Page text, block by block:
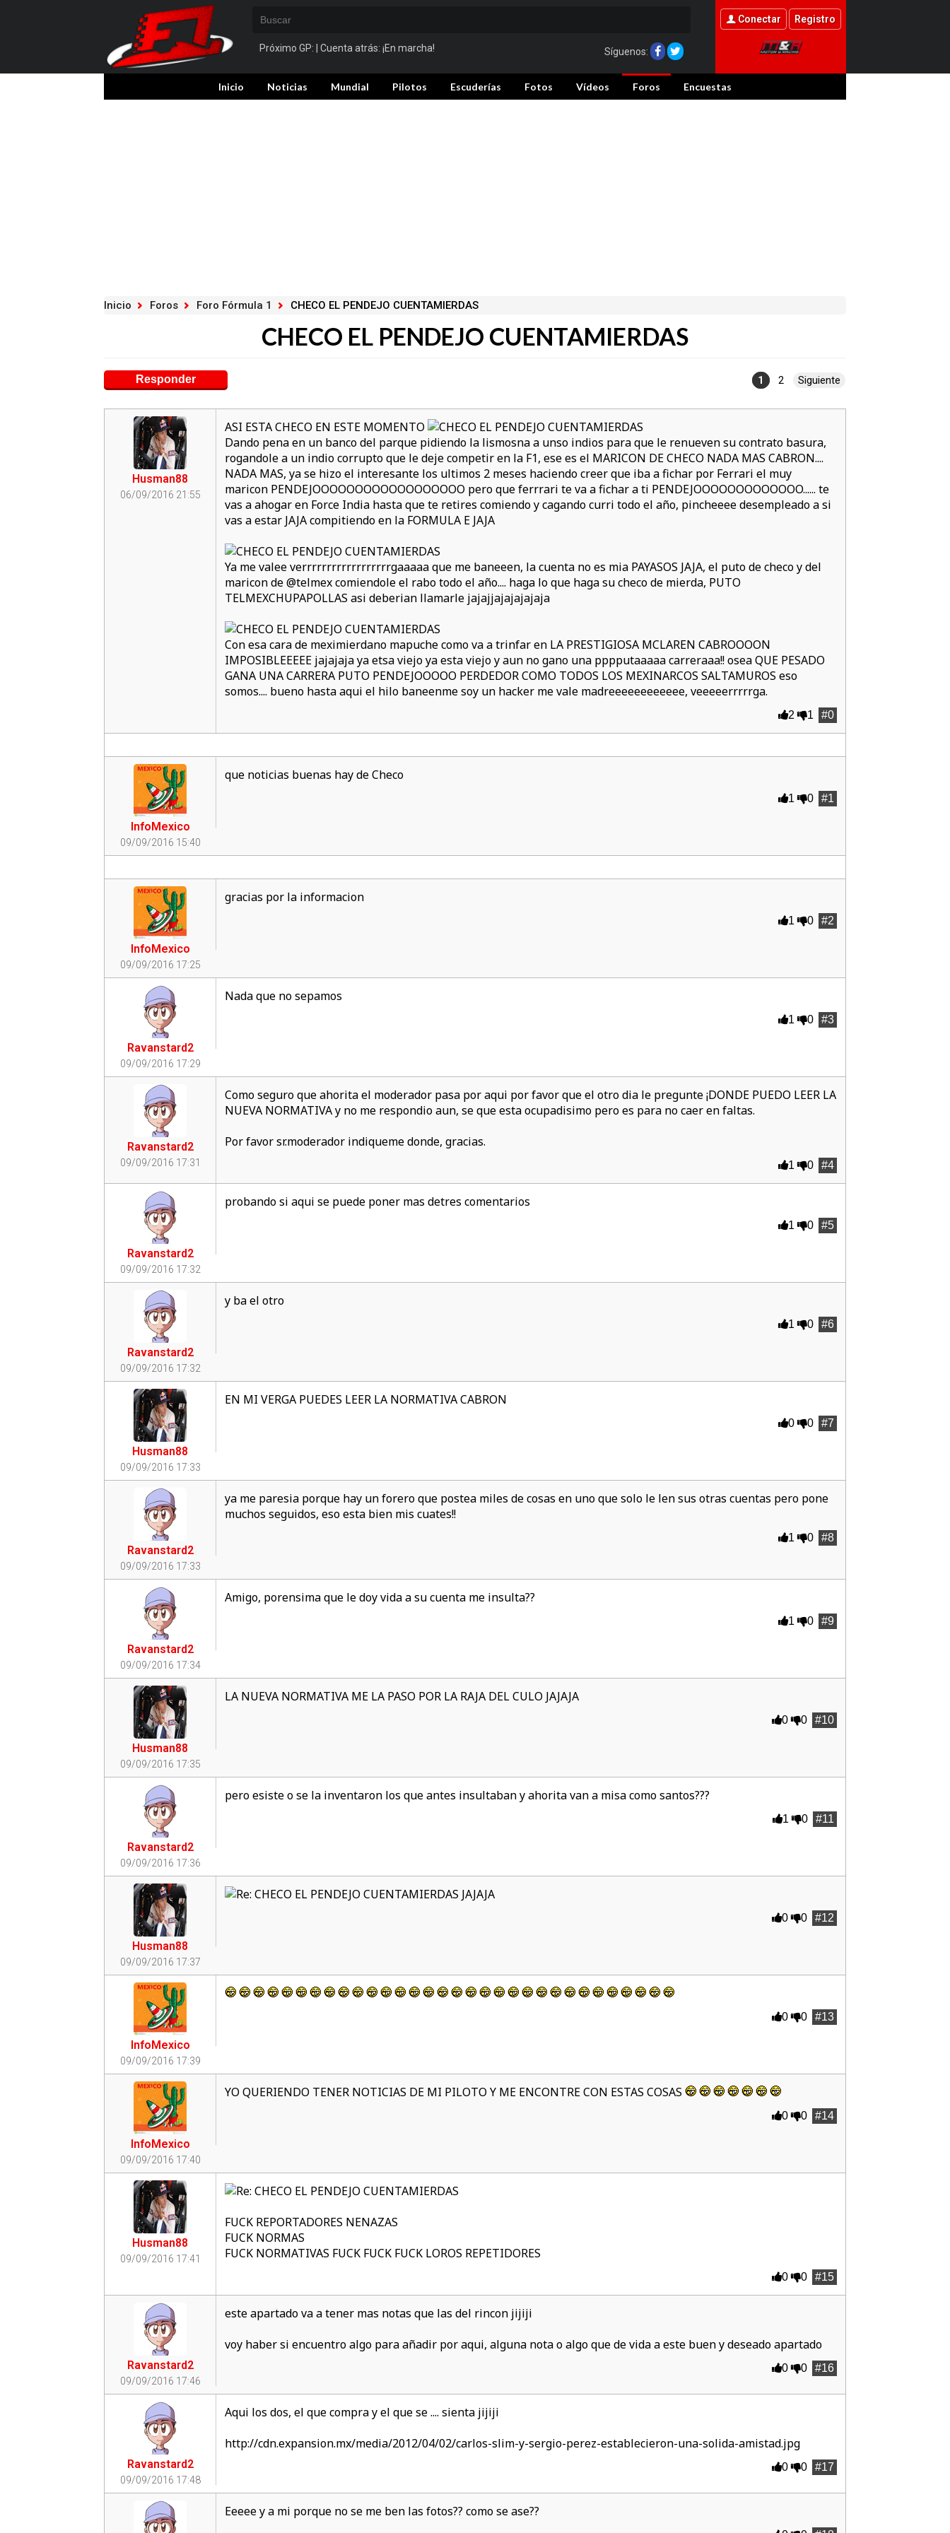
Próximo GP: | Cuenta atrás: ¡En marcha! Síguenos:
Conectar Registro
Inicio Noticias Mundial Pilotos Escuderías Fotos Vídeos Foros Encuestas
Inicio Foros Foro Fórmula 1 CHECO EL PENDEJO CUENTAMIERDAS
CHECO EL PENDEJO CUENTAMIERDAS
Responder 1 2 Siguiente
Husman88
06/09/2016 21:55
ASI ESTA CHECO EN ESTE MOMENTO
Dando pena en un banco del parque pidiendo la lismosna a unso indios para que le renueven su contrato basura,
rogandole a un indio corrupto que le deje competir en la F1, ese es el MARICON DE CHECO NADA MAS CABRON....
NADA MAS, ya se hizo el interesante los ultimos 2 meses haciendo creer que iba a fichar por Ferrari el muy
maricon PENDEJOOOOOOOOOOOOOOOOOO pero que ferrrari te va a fichar a ti PENDEJOOOOOOOOOOOOO...... te
vas a ahogar en Force India hasta que te retires comiendo y cagando curri todo el año, pincheeee desempleado a si
vas a estar JAJA compitiendo en la FORMULA E JAJA
Ya me valee verrrrrrrrrrrrrrrrrrgaaaaa que me baneeen, la cuenta no es mia PAYASOS JAJA, el puto de checo y del
maricon de @telmex comiendole el rabo todo el año.... haga lo que haga su checo de mierda, PUTO
TELMEXCHUPAPOLLAS asi deberian llamarle jajajjajajajajaja
Con esa cara de meximierdano mapuche como va a trinfar en LA PRESTIGIOSA MCLAREN CABROOOON
IMPOSIBLEEEEE jajajaja ya etsa viejo ya esta viejo y aun no gano una pppputaaaaa carreraaa!! osea QUE PESADO
GANA UNA CARRERA PUTO PENDEJOOOOO PERDEDOR COMO TODOS LOS MEXINARCOS SALTAMUROS eso
somos.... bueno hasta aqui el hilo baneenme soy un hacker me vale madreeeeeeeeeeee, veeeeerrrrrga.
#0
2 1
InfoMexico
09/09/2016 15:40
que noticias buenas hay de Checo
#1
1 0
InfoMexico
09/09/2016 17:25
gracias por la informacion
#2
1 0
Ravanstard2
09/09/2016 17:29
Nada que no sepamos
#3
1 0
Ravanstard2
09/09/2016 17:31
Como seguro que ahorita el moderador pasa por aqui por favor que el otro dia le pregunte ¡DONDE PUEDO LEER LA
NUEVA NORMATIVA y no me respondio aun, se que esta ocupadisimo pero es para no caer en faltas.
Por favor sr.moderador indiqueme donde, gracias.
#4
1 0
Ravanstard2
09/09/2016 17:32
probando si aqui se puede poner mas detres comentarios
#5
1 0
Ravanstard2
09/09/2016 17:32
y ba el otro
#6
1 0
Husman88
09/09/2016 17:33
EN MI VERGA PUEDES LEER LA NORMATIVA CABRON
#7
0 0
Ravanstard2
09/09/2016 17:33
ya me paresia porque hay un forero que postea miles de cosas en uno que solo le len sus otras cuentas pero pone
muchos seguidos, eso esta bien mis cuates!!
#8
1 0
Ravanstard2
09/09/2016 17:34
Amigo, porensima que le doy vida a su cuenta me insulta??
#9
1 0
Husman88
09/09/2016 17:35
LA NUEVA NORMATIVA ME LA PASO POR LA RAJA DEL CULO JAJAJA
#10
0 0
Ravanstard2
09/09/2016 17:36
pero esiste o se la inventaron los que antes insultaban y ahorita van a misa como santos???
#11
1 0
Husman88
09/09/2016 17:37
JAJAJA
#12
0 0
InfoMexico
09/09/2016 17:39
#13
0 0
InfoMexico
09/09/2016 17:40
YO QUERIENDO TENER NOTICIAS DE MI PILOTO Y ME ENCONTRE CON ESTAS COSAS
#14
0 0
Husman88
09/09/2016 17:41
FUCK REPORTADORES NENAZAS
FUCK NORMAS
FUCK NORMATIVAS FUCK FUCK FUCK LOROS REPETIDORES
#15
0 0
Ravanstard2
09/09/2016 17:46
este apartado va a tener mas notas que las del rincon jijiji
voy haber si encuentro algo para añadir por aqui, alguna nota o algo que de vida a este buen y deseado apartado
#16
0 0
Ravanstard2
09/09/2016 17:48
Aqui los dos, el que compra y el que se .... sienta jijiji
http://cdn.expansion.mx/media/2012/04/02/carlos-slim-y-sergio-perez-establecieron-una-solida-amistad.jpg
#17
0 0
Eeeee y a mi porque no se me ben las fotos?? como se ase??